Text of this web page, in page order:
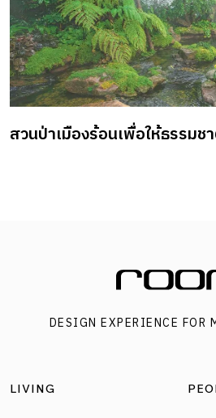
สวนป่าเมืองร้อนเพื่อให้ธรรมช
DESIGN EXPERIENCE FOR
LIVING